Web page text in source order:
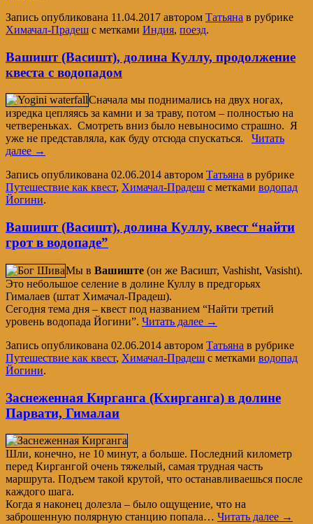
Запись опубликована 11.04.2017 автором Татьяна в рубрике
Химачал-Прадеш с метками Индия, поезд.
Вашишт (Васишт), долина Куллу, продолжение
квеста с водопадом
Сначала мы поднимались на двух ногах,
изредка цепляясь за камни и за траву, потом – полностью на
четвереньках. Смотреть вниз было невыносимо страшно. Я
уже не представляла, как буду отсюда спускаться. Читать
далее →
Запись опубликована 02.06.2014 автором Татьяна в рубрике
Путешествие как квест, Химачал-Прадеш с метками водопад
Йогини.
Вашишт (Васишт), долина Куллу, квест “найти
грот в водопаде”
Мы в Вашиште (он же Васишт, Vashisht, Vasisht).
Это небольшое селение в долине Куллу в предгорьях
Гималаев (штат Химачал-Прадеш).
Сегодня тема дня – квест под названием “Найти третий
уровень водопада Йогини”. Читать далее →
Запись опубликована 02.06.2014 автором Татьяна в рубрике
Путешествие как квест, Химачал-Прадеш с метками водопад
Йогини.
Заснеженная Кирганга (Кхирганга) в долине
Парвати, Гималаи
Шли, конечно, не 10 минут, а больше. Последний километр
перед Киргангой очень тяжелый, самая трудная часть
маршрута. Подъем такой крутой, что останавливаешься после
каждого шага.
Когда я наконец долезла – было ощущение, что на
заброшенную полярную станцию попала… Читать далее →